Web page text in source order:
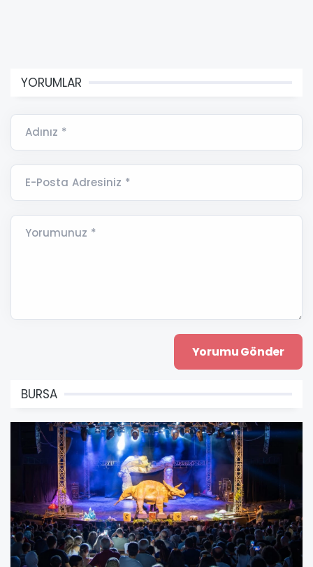
YORUMLAR
Adınız *
E-Posta Adresiniz *
Yorumunuz *
BURSA